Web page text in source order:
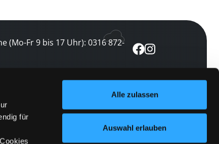
für
Alle zulassen
Auswahl erlauben
(Mo-Fr 9 bis 17 Uhr): 0316 872-
abonnieren
Veranstaltung verpassen
abonnieren